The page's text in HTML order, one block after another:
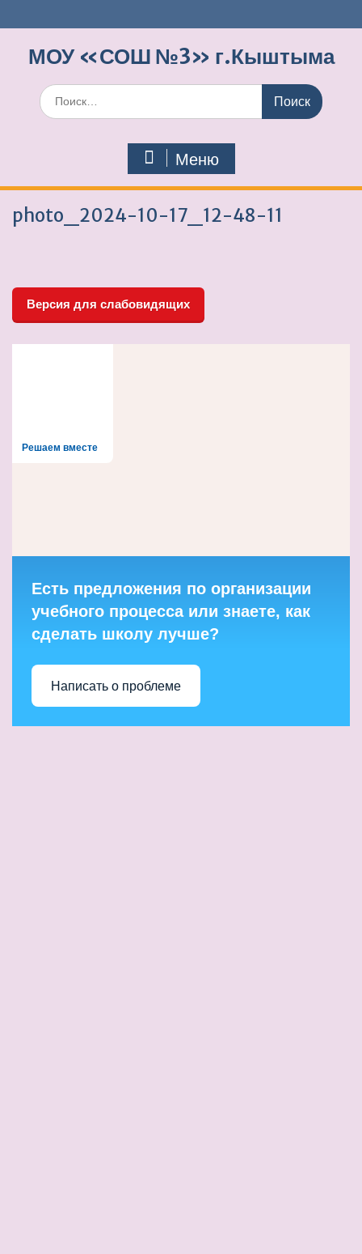
к
МОУ «СОШ №3» г.Кыштыма
Поиск
по:
Меню
photo_2024-10-17_12-48-11
Версия для слабовидящих
Решаем вместе
Есть предложения по организации
учебного процесса или знаете, как
сделать школу лучше?
Написать о проблеме